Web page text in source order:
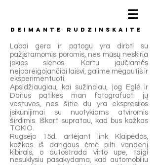
DEIMANTE RUDZINSKAITE
Labai gera ir patogu yra dirbti su
pažįstamomis poromis, nes mūsų neskiria
jokios sienos. Kartu jaučiamės
neįpareigojančiai laisvi, galime mėgautis ir
eksperimentuoti.
Apsidžiaugiau, kai sužinojau, jog Eglė ir
Darius patikės man fotografuoti jų
vestuves, nes šitie du yra ekspresijos
įsikūnijimai su nuotykiams atviromis
širdimis. Iškart supratau, kad bus kažkas
TOKIO.
Rugsėjo 15d. artėjant link Klaipėdos,
kažkas iš dangaus ėmė pilti vandenį
kibirais, o autostrada virto upe, taigi
nesuklysiu pasakydama, kad automobiliu